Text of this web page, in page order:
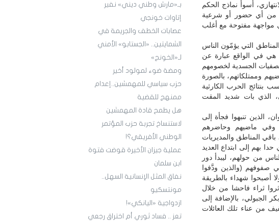
بـ«مارش وطني ديني» نفير
إتاوات خونجي
عصابات الخطف والجريمة في
الشمايتين.. «الجستابو» الأمني
لـ«الخونج»
ومضة ضوء لمولود أخير
حزب سياسي للمهمشين..إعدام
ممنهج للقضية
هل يطمح قادة المهمشين
لاستنساخ تجربة حزب المؤتمر
الوطني الأفريقي؟!
عملية جيزان الأخيرة قوضت فتوة
ابن سلمان
نفاق المثل الإنسانية السهل..
مونتسكيو
ازدواجية «اليانكي»!
تعز .. فساد ثوري أم اختراق رجعي
أسوأ نماذج الحكم
من أي حضور أو شرعية
مواجهة مفتوحة مع أغلب
التي يؤمّون الناس
هي في الواقع عبارة عن
الجسدية لخصومهم
وممتلكاتهم، بالصورة
بنتائج الحرب الكارثية
الذي بات شديد المقت
الذين تنبهوا فجأة إلى
وفي ماضيهم وحاضرهم
المناطق والمديريات
بهم إلى ابتداع العديد
من حولهم، ليبدأ دور
صفوفهم (والذين ودَّفوا
أصبحوا شهداء بالطريقة
ثراء فاحشا من خلال
الجبولي، بالإضافة إلى
من عناء تلك العائلات